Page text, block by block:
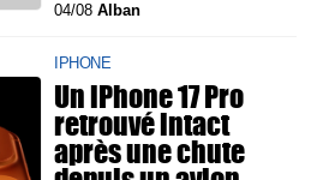
04/08Alban
IPHONE
Un iPhone 17 Pro
retrouvé intact
après une chute